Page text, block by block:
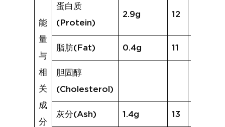
能
量
与
相
关
成
分
蛋白质
(Protein)
2.9g 12
脂肪(Fat) 0.4g 11
胆固醇
(Cholesterol)
灰分(Ash) 1.4g 13